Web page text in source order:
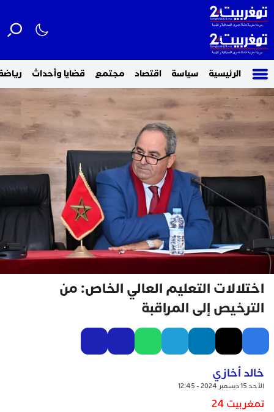
الرئيسية سياسة اقتصاد مجتمع قضايا وأحداث
اختلالات التعليم العالي الخاص: من
الترخيص إلى المراقبة
خالد أخازي
الأحد 15 ديسمبر 2024 - 12:45
تمغربيت 24